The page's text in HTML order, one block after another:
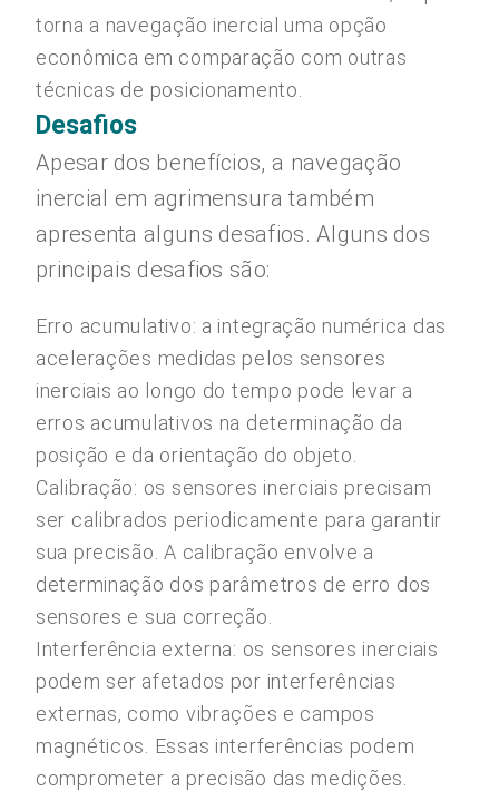
torna a navegação inercial uma opção
econômica em comparação com outras
técnicas de posicionamento.
Desafios
Apesar dos benefícios, a navegação
inercial em agrimensura também
apresenta alguns desafios. Alguns dos
principais desafios são:
Erro acumulativo: a integração numérica das
acelerações medidas pelos sensores
inerciais ao longo do tempo pode levar a
erros acumulativos na determinação da
posição e da orientação do objeto.
Calibração: os sensores inerciais precisam
ser calibrados periodicamente para garantir
sua precisão. A calibração envolve a
determinação dos parâmetros de erro dos
sensores e sua correção.
Interferência externa: os sensores inerciais
podem ser afetados por interferências
externas, como vibrações e campos
magnéticos. Essas interferências podem
comprometer a precisão das medições.